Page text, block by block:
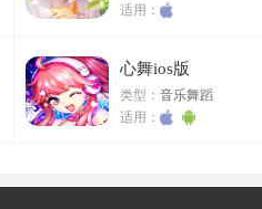
适用：
心舞ios版
类型：音乐舞蹈
适用：